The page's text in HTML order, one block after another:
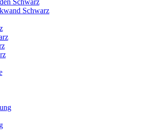
Schwarz
Schwarz